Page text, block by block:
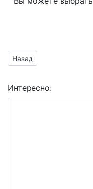
Предыдущий материал:
Назад
Интересно: